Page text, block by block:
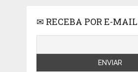
✉ RECEBA POR E-MAIL